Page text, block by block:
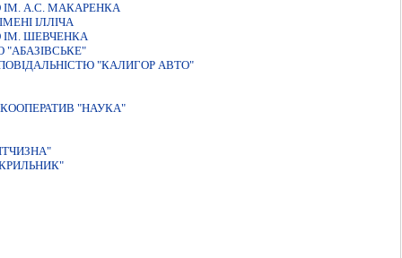
IМ. А.С. МАКАРЕНКА
IЛЛIЧА
ІМ. ШЕВЧЕНКА
"КАЛИГОР АВТО"
"НАУКА"